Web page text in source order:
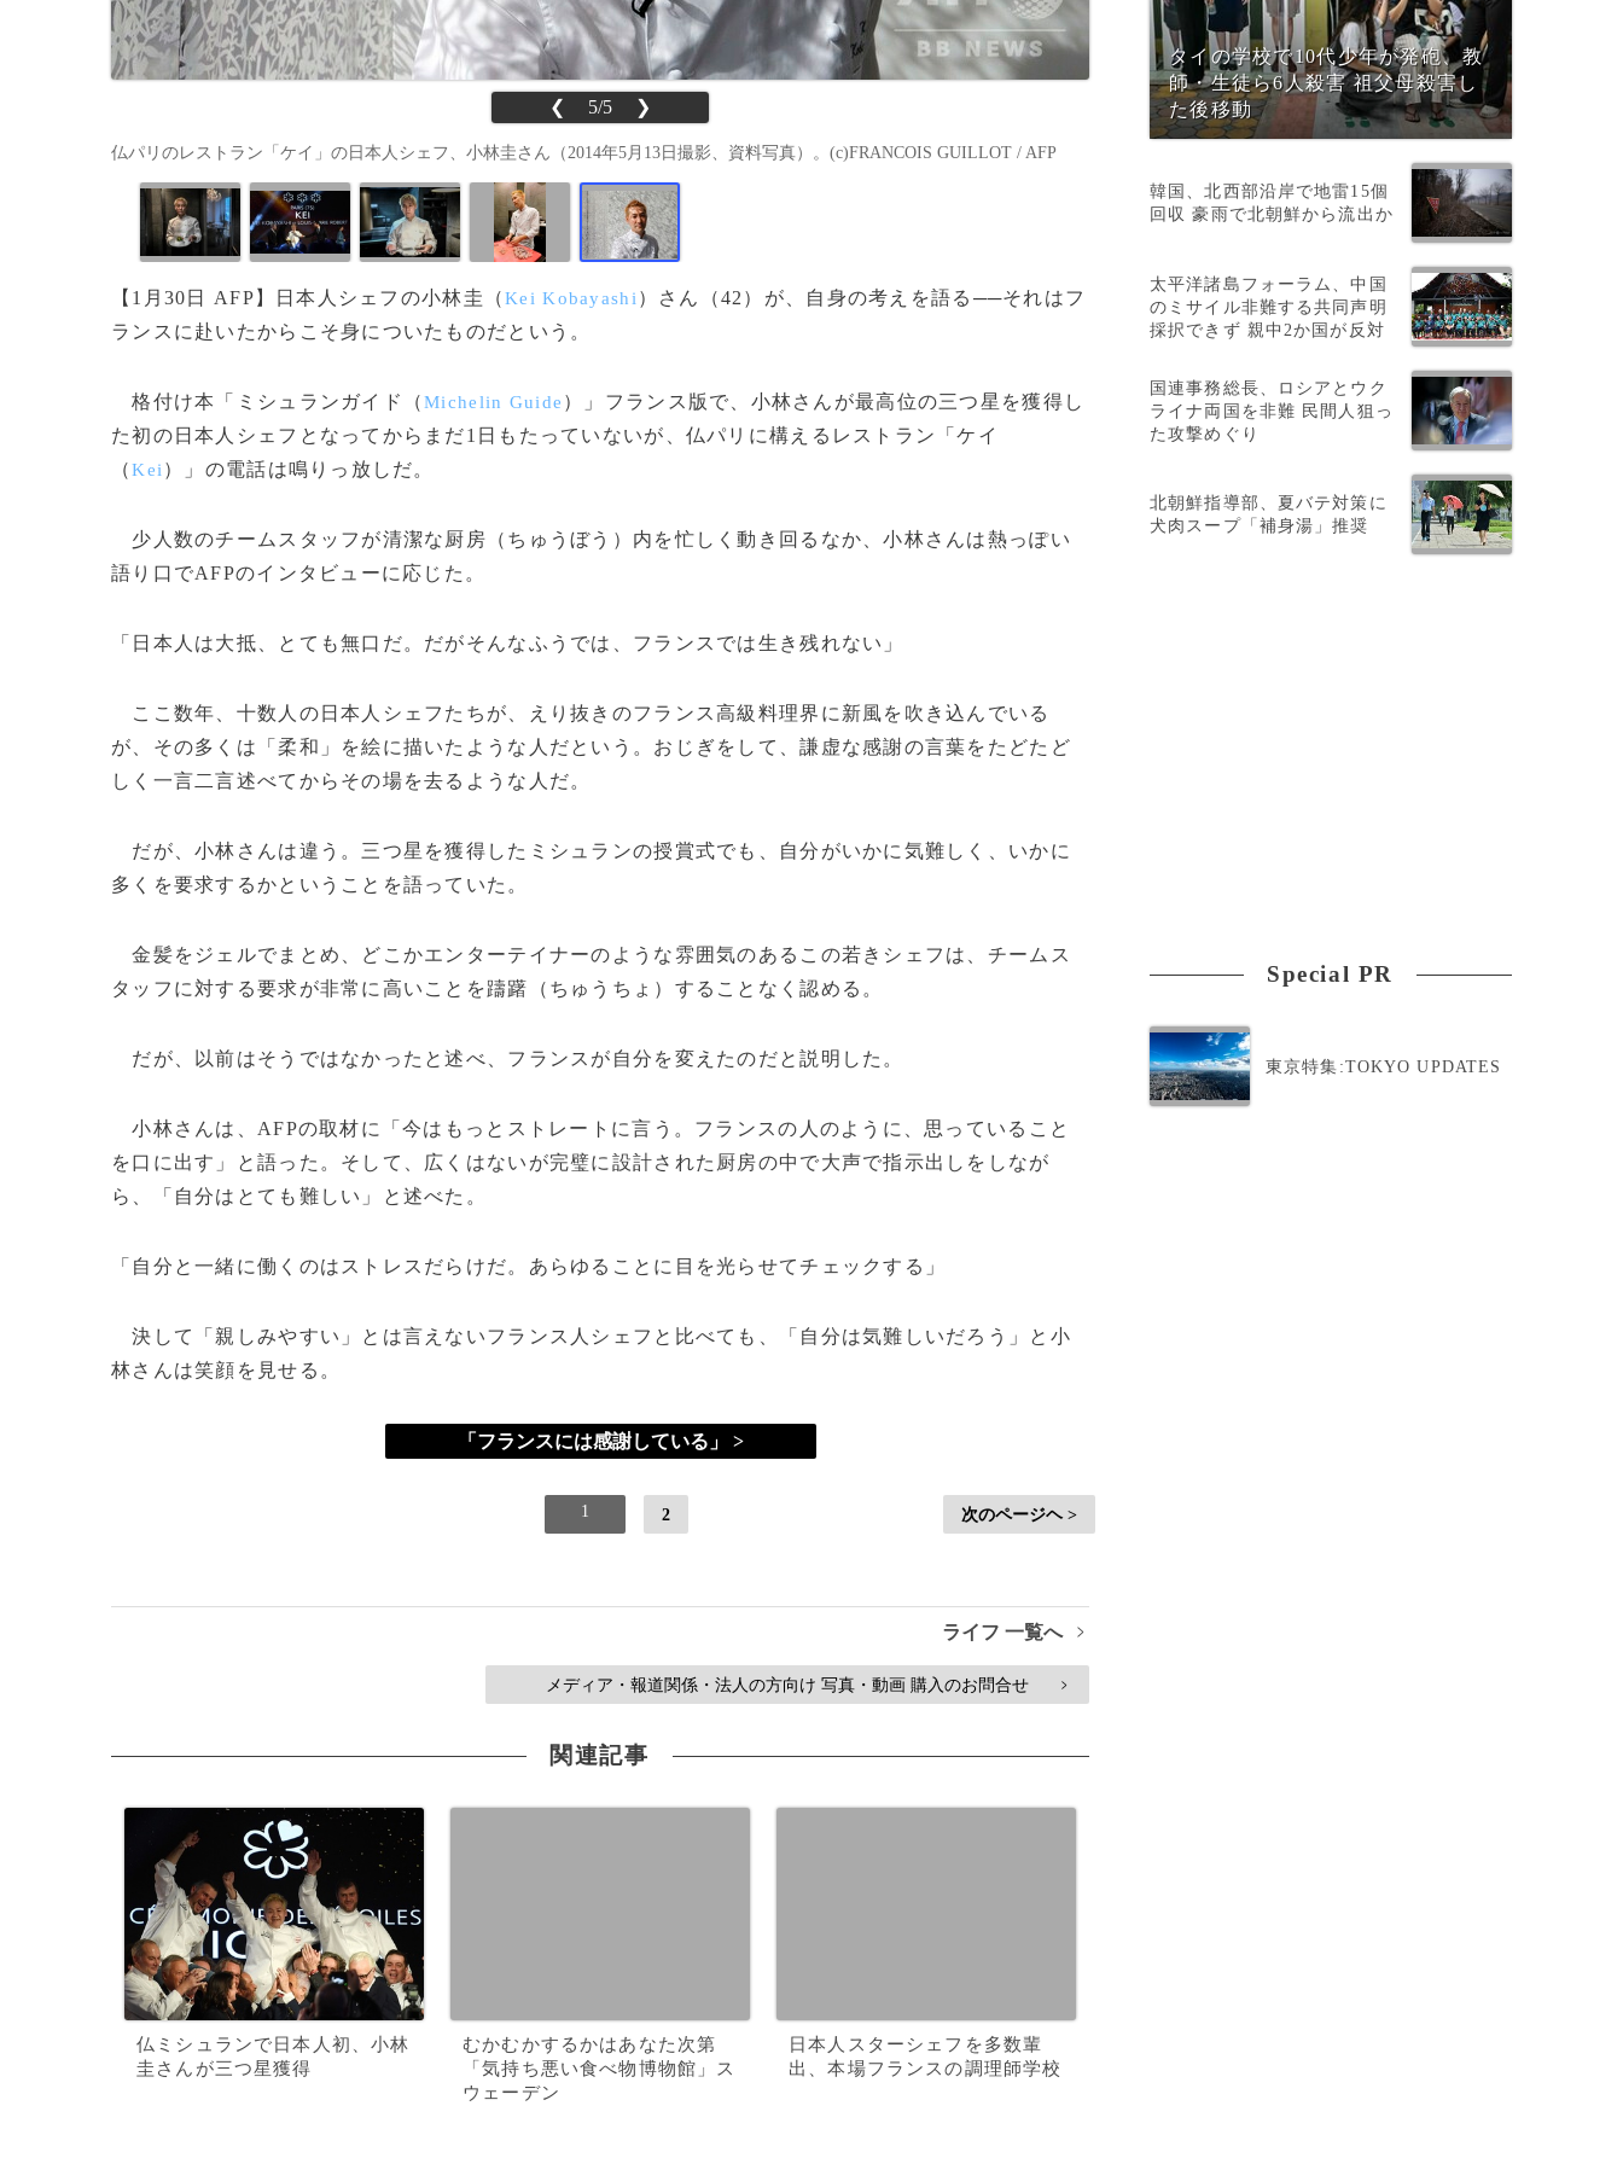
❮ 5/5 ❯
仏パリのレストラン「ケイ」の日本人シェフ、小林圭さん（2014年5月13日撮影、資料写真）。(c)FRANCOIS GUILLOT / AFP
【1月30日 AFP】日本人シェフの小林圭（Kei Kobayashi ）さん（42）が、自身の考えを語る──それはフ
ランスに赴いたからこそ身についたものだという。
格付け本「ミシュランガイド（Michelin Guide ）」フランス版で、小林さんが最高位の三つ星を獲得し
た初の日本人シェフとなってからまだ1日もたっていないが、仏パリに構えるレストラン「ケイ
（Kei ）」の電話は鳴りっ放しだ。
少人数のチームスタッフが清潔な厨房（ちゅうぼう）内を忙しく動き回るなか、小林さんは熱っぽい
語り口でAFPのインタビューに応じた。
「日本人は大抵、とても無口だ。だがそんなふうでは、フランスでは生き残れない」
ここ数年、十数人の日本人シェフたちが、えり抜きのフランス高級料理界に新風を吹き込んでいる
が、その多くは「柔和」を絵に描いたような人だという。おじぎをして、謙虚な感謝の言葉をたどたど
しく一言二言述べてからその場を去るような人だ。
だが、小林さんは違う。三つ星を獲得したミシュランの授賞式でも、自分がいかに気難しく、いかに
多くを要求するかということを語っていた。
金髪をジェルでまとめ、どこかエンターテイナーのような雰囲気のあるこの若きシェフは、チームス
タッフに対する要求が非常に高いことを躊躇（ちゅうちょ）することなく認める。
だが、以前はそうではなかったと述べ、フランスが自分を変えたのだと説明した。
小林さんは、AFPの取材に「今はもっとストレートに言う。フランスの人のように、思っていること
を口に出す」と語った。そして、広くはないが完璧に設計された厨房の中で大声で指示出しをしなが
ら、「自分はとても難しい」と述べた。
「自分と一緒に働くのはストレスだらけだ。あらゆることに目を光らせてチェックする」
決して「親しみやすい」とは言えないフランス人シェフと比べても、「自分は気難しいだろう」と小
林さんは笑顔を見せる。
「フランスには感謝している」 >
1 2 次のページヘ >
ライフ 一覧へ >
メディア・報道関係・法人の方向け 写真・動画 購入のお問合せ >
関連記事
仏ミシュランで日本人初、小林
圭さんが三つ星獲得
むかむかするかはあなた次第
「気持ち悪い食べ物博物館」ス
ウェーデン
日本人スターシェフを多数輩
出、本場フランスの調理師学校
タイの学校で10代少年が発砲、教
師・生徒ら6人殺害 祖父母殺害し
た後移動
韓国、北西部沿岸で地雷15個
回収 豪雨で北朝鮮から流出か
太平洋諸島フォーラム、中国
のミサイル非難する共同声明
採択できず 親中2か国が反対
国連事務総長、ロシアとウク
ライナ両国を非難 民間人狙っ
た攻撃めぐり
北朝鮮指導部、夏バテ対策に
犬肉スープ「補身湯」推奨
Special PR
東京特集:TOKYO UPDATES